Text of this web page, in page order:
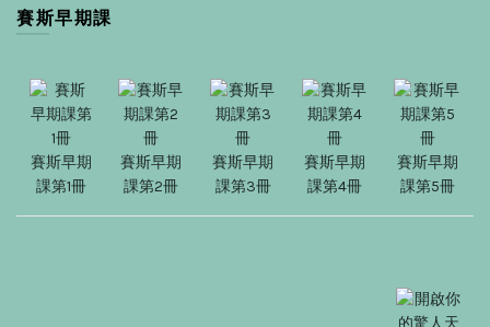
賽斯早期課
賽斯早期
課第1冊
賽斯早期
課第2冊
賽斯早期
課第3冊
賽斯早期
課第4冊
賽斯早期
課第5冊